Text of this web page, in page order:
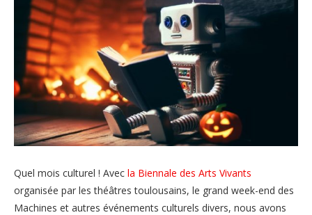
Quel mois culturel ! Avec la Biennale des Arts Vivants
organisée par les théâtres toulousains, le grand week-end des
Machines et autres événements culturels divers, nous avons